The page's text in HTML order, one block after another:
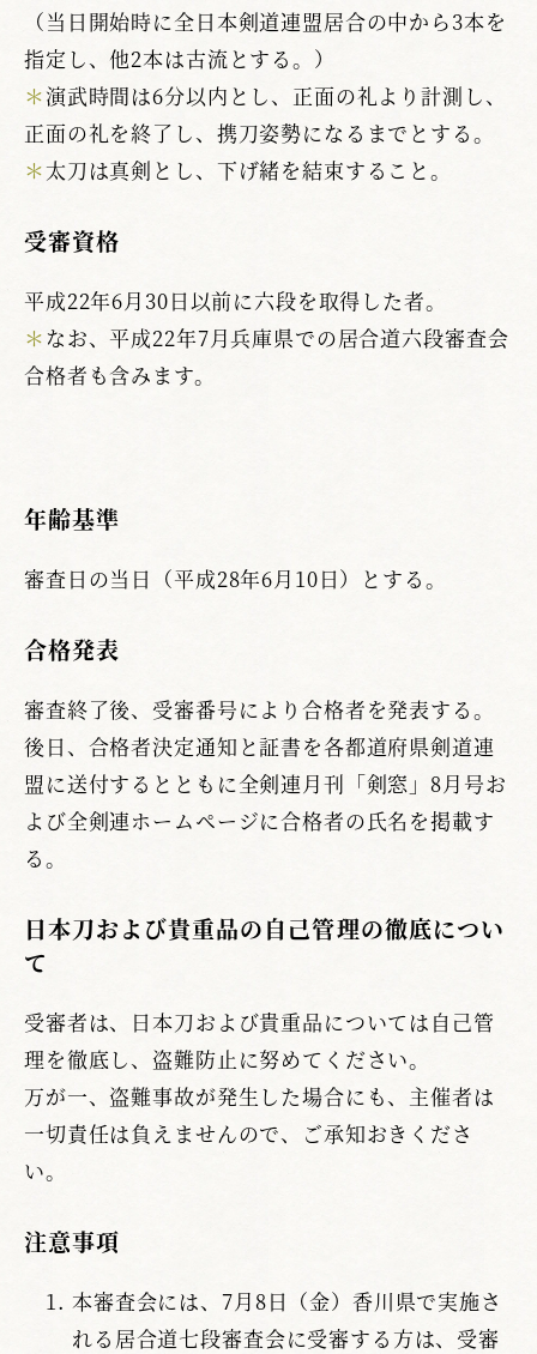
（当日開始時に全日本剣道連盟居合の中から3本を
指定し、他2本は古流とする。）
＊演武時間は6分以内とし、正面の礼より計測し、
正面の礼を終了し、携刀姿勢になるまでとする。
＊太刀は真剣とし、下げ緒を結束すること。
受審資格
平成22年6月30日以前に六段を取得した者。
＊なお、平成22年7月兵庫県での居合道六段審査会
合格者も含みます。
年齢基準
審査日の当日（平成28年6月10日）とする。
合格発表
審査終了後、受審番号により合格者を発表する。
後日、合格者決定通知と証書を各都道府県剣道連
盟に送付するとともに全剣連月刊「剣窓」8月号お
よび全剣連ホームページに合格者の氏名を掲載す
る。
日本刀および貴重品の自己管理の徹底につい
て
受審者は、日本刀および貴重品については自己管
理を徹底し、盗難防止に努めてください。
万が一、盗難事故が発生した場合にも、主催者は
一切責任は負えませんので、ご承知おきくださ
い。
注意事項
本審査会には、7月8日（金）香川県で実施さ
れる居合道七段審査会に受審する方は、受審